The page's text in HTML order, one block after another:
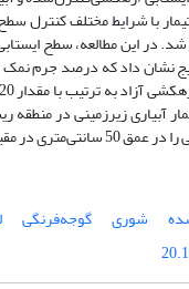
گرم و خشک بیان می­کند.
شوری گوجه‌فرنگی